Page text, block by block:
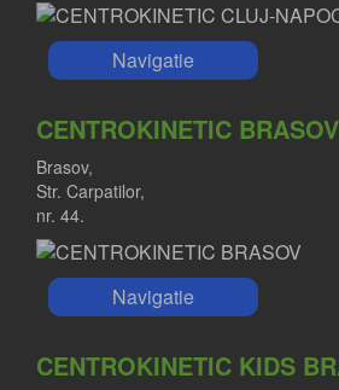
Navigatie
CENTROKINETIC BRASOV
Brasov,
Str. Carpatilor,
nr. 44.
Navigatie
CENTROKINETIC KIDS